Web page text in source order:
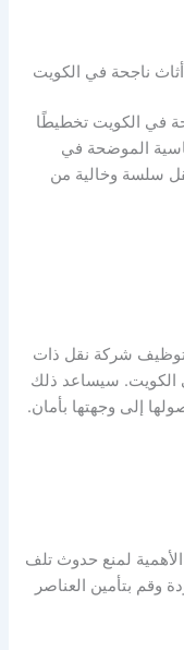
في الكويت تخطيطًا
الموضحة في
سلسة وخالية من
شركة نقل ذات
الكويت. سيساعد ذلك
إلى وجهتها بأمان.
الأهمية لمنع حدوث تلف
وقم بتأمين العناصر